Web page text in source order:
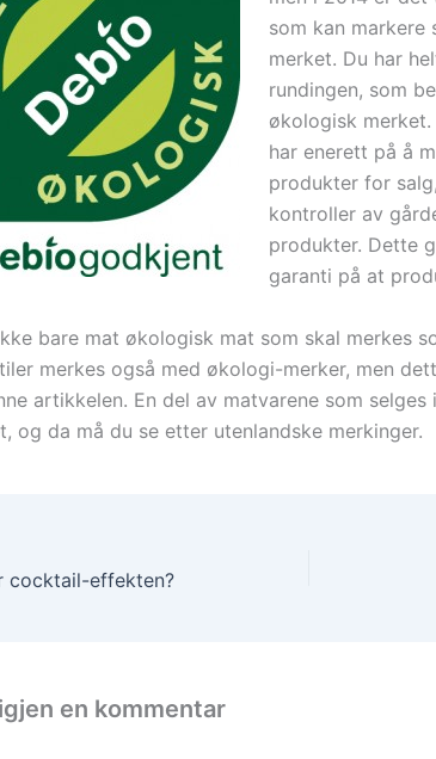
som kan
merket. Du har
rundingen, som
økologisk
har enerett på å
produkter for
kontroller av
produkter. Dette
garanti på at
bare mat økologisk mat som skal merkes
merkes også med økologi-merker, men
artikkelen. En del av matvarene som
og da må du se etter utenlandske merkinger.
cocktail-effekten?
en kommentar